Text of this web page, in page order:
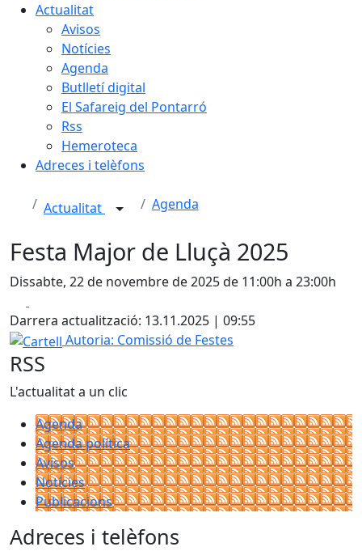
Actualitat
Avisos
Notícies
Agenda
Butlletí digital
El Safareig del Pontarró
Rss
Hemeroteca
Adreces i telèfons
Actualitat Agenda
Festa Major de Lluçà 2025
Dissabte, 22 de novembre de 2025 de 11:00h a 23:00h
Darrera actualització: 13.11.2025 | 09:55
Cartell
Autoria: Comissió de Festes
RSS
L'actualitat a un clic
Agenda
Agenda política
Avisos
Notícies
Publicacions
Adreces i telèfons